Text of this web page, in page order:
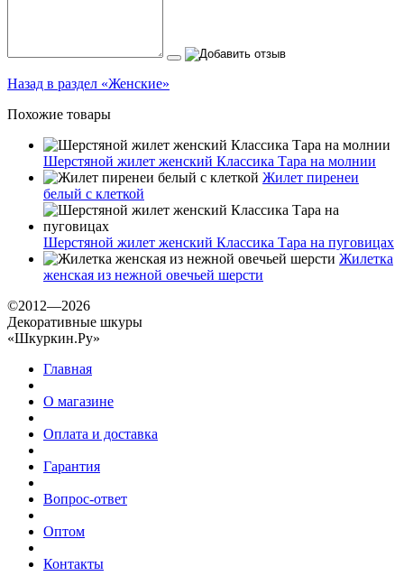
Назад в раздел «Женские»
Похожие товары
Шерстяной жилет женский Классика Тара на молнии
Жилет пиренеи
белый с клеткой
Шерстяной жилет женский Классика Тара на пуговицах
Жилетка
женская из нежной овечьей шерсти
©2012—2026
Декоративные шкуры
«Шкуркин.Ру»
Главная
О магазине
Оплата и доставка
Гарантия
Вопрос-ответ
Оптом
Контакты